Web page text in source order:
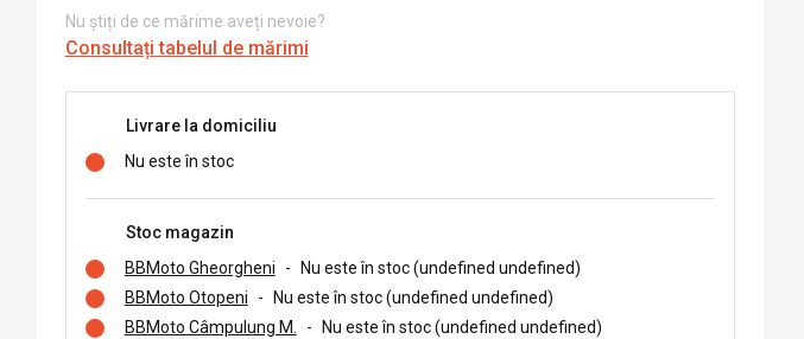
Nu știți de ce mărime aveți nevoie?
Consultați tabelul de mărimi
Livrare la domiciliu
Nu este în stoc
Stoc magazin
BBMoto Gheorgheni
-
Nu este în stoc (undefined undefined)
BBMoto Otopeni
-
Nu este în stoc (undefined undefined)
BBMoto Câmpulung M.
- Nu este în stoc (undefined undefined)